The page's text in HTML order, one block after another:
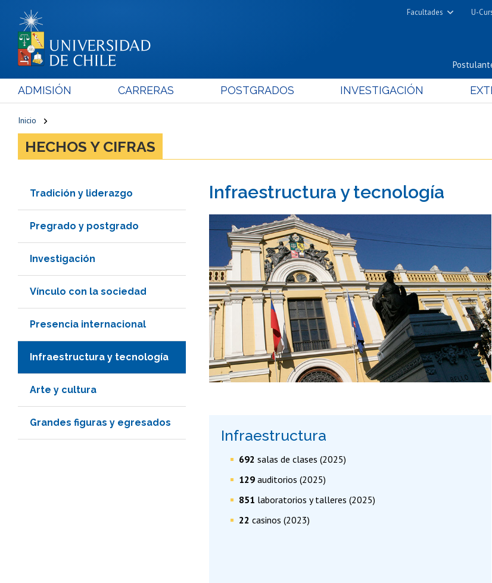
Facultades
Cs. Físicas y
Cs. Químicas y
Estudios Avanzados en
U-
ADMISIÓN CARRERAS POSTGRADOS INVESTIGACIÓN
Inicio
HECHOS Y CIFRAS
Tradición y liderazgo
Pregrado y postgrado
Investigación
Vínculo con la sociedad
Presencia internacional
Infraestructura y tecnología
Arte y cultura
Grandes figuras y egresados
Infraestructura y tecnología
Infraestructura
692 salas de clases (2025)
129 auditorios (2025)
851 laboratorios y talleres (2025)
22 casinos (2023)